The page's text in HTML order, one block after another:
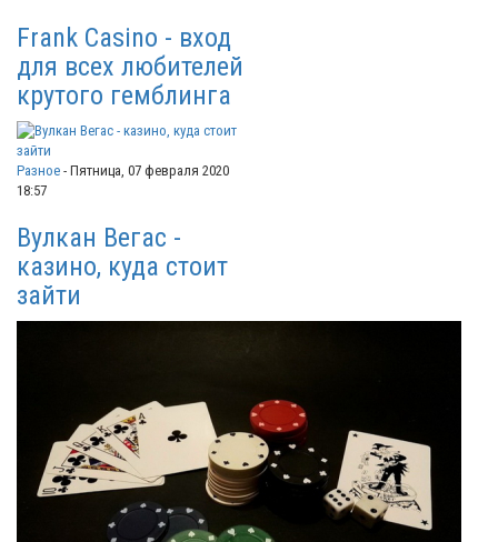
Frank Casino - вход
для всех любителей
крутого гемблинга
Разное - Пятница, 07 февраля 2020
18:57
Вулкан Вегас -
казино, куда стоит
зайти